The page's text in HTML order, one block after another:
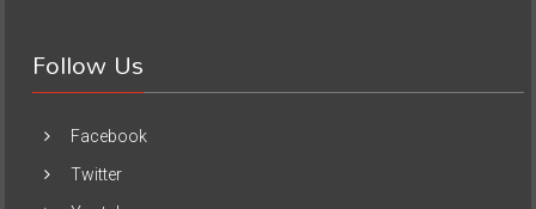
Follow Us
Facebook
Twitter